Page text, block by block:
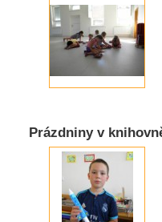
Prázdniny v